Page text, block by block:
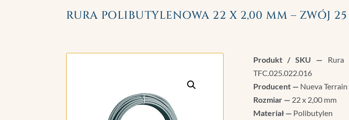
RURA POLIBUTYLENOWA 22 X 2,00 MM – ZWÓJ 25
Produkt / SKU — Rura
TFC.025.022.016
Producent —Nueva Terrain
Rozmiar —22 x 2,00 mm
Materiał —Polibutylen